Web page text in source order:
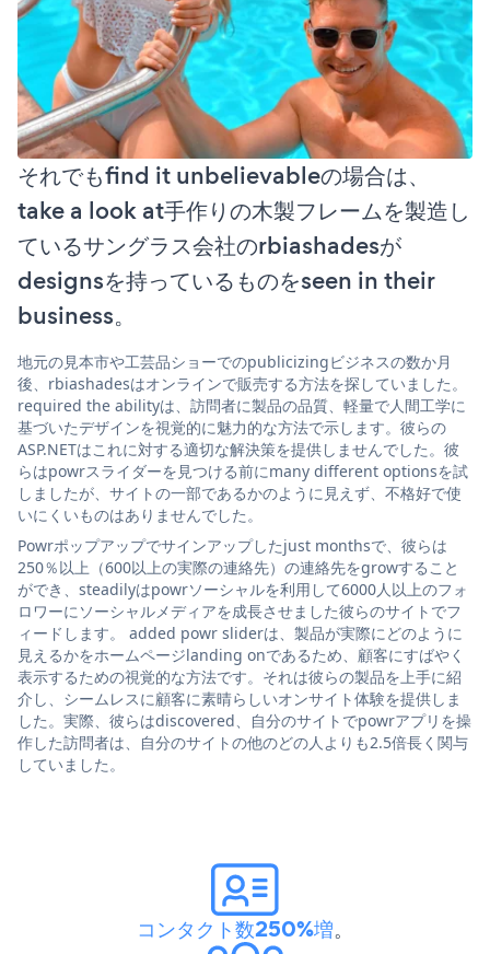
それでもfind it unbelievableの場合は、
take a look at手作りの木製フレームを製造し
ているサングラス会社のrbiashadesが
designsを持っているものをseen in their
business。
地元の見本市や工芸品ショーでのpublicizingビジネスの数か月
後、rbiashadesはオンラインで販売する方法を探していました。
required the abilityは、訪問者に製品の品質、軽量で人間工学に
基づいたデザインを視覚的に魅力的な方法で示します。彼らの
ASP.NETはこれに対する適切な解決策を提供しませんでした。彼
らはpowrスライダーを見つける前にmany different optionsを試
しましたが、サイトの一部であるかのように見えず、不格好で使
いにくいものはありませんでした。
Powrポップアップでサインアップしたjust monthsで、彼らは
250％以上（600以上の実際の連絡先）の連絡先をgrowすること
ができ、steadilyはpowrソーシャルを利用して6000人以上のフォ
ロワーにソーシャルメディアを成長させました彼らのサイトでフ
ィードします。 added powr sliderは、製品が実際にどのように
見えるかをホームページlanding onであるため、顧客にすばやく
表示するための視覚的な方法です。それは彼らの製品を上手に紹
介し、シームレスに顧客に素晴らしいオンサイト体験を提供しま
した。実際、彼らはdiscovered、自分のサイトでpowrアプリを操
作した訪問者は、自分のサイトの他のどの人よりも2.5倍長く関与
していました。
コンタクト数250%増。